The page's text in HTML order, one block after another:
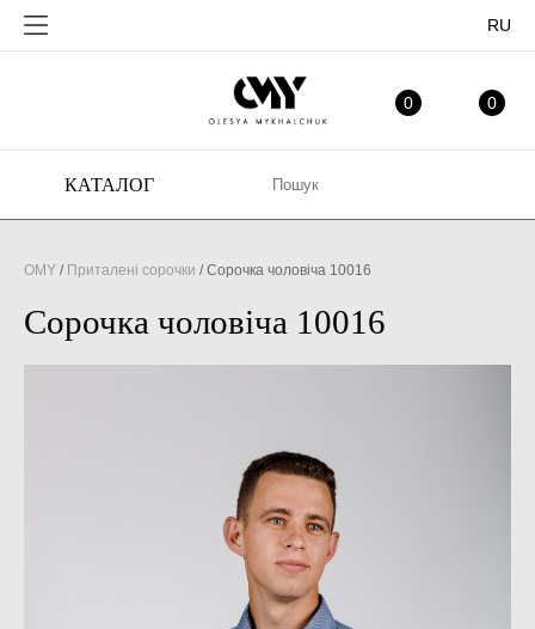
RU
0
0 ОБРАНЕ
КАТАЛОГ
OMY / Приталені сорочки /Сорочка чоловіча 10016